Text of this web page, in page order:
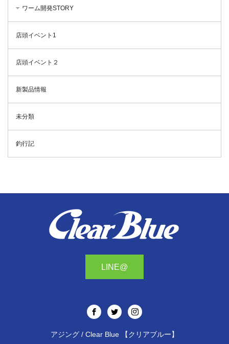
ワーム開発STORY
店頭イベント1
店頭イベント２
新製品情報
未分類
釣行記
LINE@
アジング / Clear Blue 【クリアブルー】